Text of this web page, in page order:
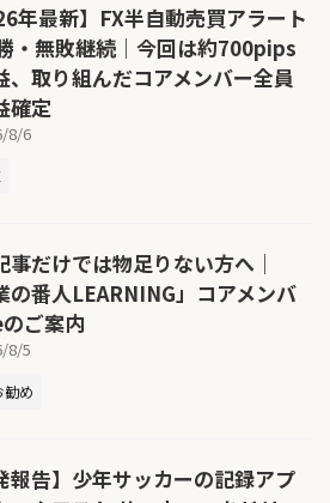
年最新】FX半自動売買アラート
・無敗継続｜今回は約700pips
、取り組んだコアメンバー全員
確定
8/6
事だけでは物足りない方へ｜
の番人LEARNING」コアメンバ
ご案内
8/5
勧め
報告】少年サッカーの記録アプ